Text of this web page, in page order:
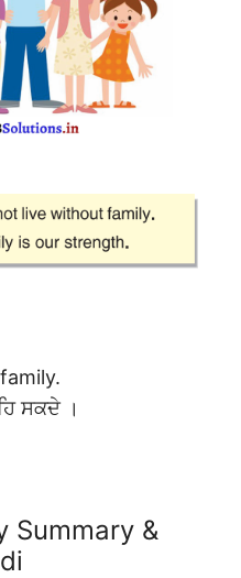
ਸਕਦੇ ।
Summary &